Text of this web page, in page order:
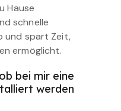
Hause
schnelle
und spart Zeit,
ermöglicht.
bei mir eine
werden